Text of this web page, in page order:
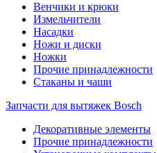
Венчики и крюки
Измельчители
Насадки
Ножи и диски
Ножки
Прочие принадлежности
Стаканы и чаши
Запчасти для вытяжек Bosch
Декоративные элементы
Прочие принадлежности